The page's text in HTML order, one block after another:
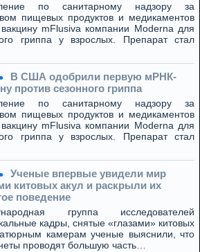
по санитарному надзору за
пищевых продуктов и медикаментов
mFlusiva компании Moderna для
гриппа у взрослых. Препарат стал
В США одобрили первую мРНК-
против сезонного гриппа
по санитарному надзору за
пищевых продуктов и медикаментов
mFlusiva компании Moderna для
гриппа у взрослых. Препарат стал
Ученые впервые увидели мир
китовых акул и раскрыли их
поведение
группа исследователей
кадры, снятые «глазами» китовых
камерам ученые выяснили, что
проводят большую часть…